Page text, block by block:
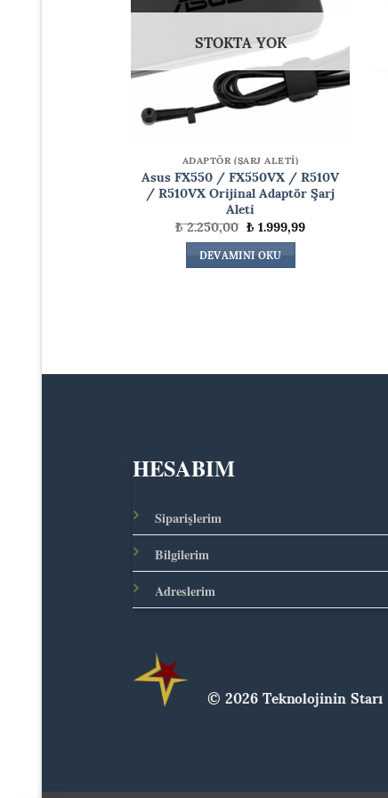
STOKTA YOK
ADAPTÖR (ŞARJ ALETİ)
Asus FX550 / FX550VX / R510V
/ R510VX Orijinal Adaptör Şarj
Aleti
₺2.250,00Orijinal
fiyat:
₺ 2.250,00.
₺1.999,99Şuandaki
DEVAMINI OKU
HESABIM
Siparişlerim
Bilgilerim
Adreslerim
© 2026 Teknolojinin Starı